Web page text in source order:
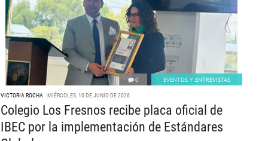
0 EVENTOS Y ENTREVISTAS
VICTORIA ROCHA MIÉRCOLES, 10 DE JUNIO DE 2026
Colegio Los Fresnos recibe placa oficial de
IBEC por la implementación de Estándares